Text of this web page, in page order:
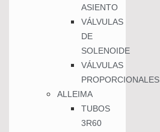
ASIENTO
VÁLVULAS
DE
SOLENOIDE
VÁLVULAS
PROPORCIONALES
ALLEIMA
TUBOS
3R60